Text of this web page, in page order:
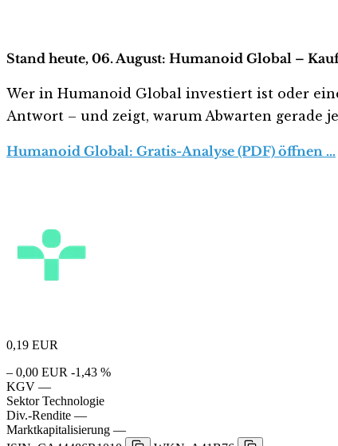
Stand heute, 06. August: Humanoid Global –
Wer in Humanoid Global investiert ist oder
Antwort – und zeigt, warum Abwarten gerade
Humanoid Global: Gratis-Analyse (PDF) öffnen …
0,19 EUR
– 0,00 EUR -1,43 %
KGV —
Sektor Technologie
Div.-Rendite —
Marktkapitalisierung —